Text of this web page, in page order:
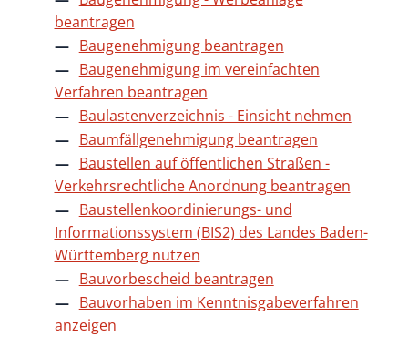
beantragen
Baugenehmigung beantragen
Baugenehmigung im vereinfachten
Verfahren beantragen
Baulastenverzeichnis - Einsicht nehmen
Baumfällgenehmigung beantragen
Baustellen auf öffentlichen Straßen -
Verkehrsrechtliche Anordnung beantragen
Baustellenkoordinierungs- und
Informationssystem (BIS2) des Landes Baden-
Württemberg nutzen
Bauvorbescheid beantragen
Bauvorhaben im Kenntnisgabeverfahren
anzeigen